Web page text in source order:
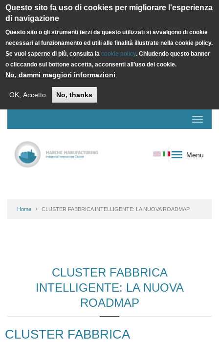
Questo sito fa uso di cookies per migliorare l'esperienza
di navigazione
Questo sito o gli strumenti terzi da questo utilizzati si avvalgono di cookie
necessari al funzionamento ed utili alle finalità illustrate nella cookie policy.
Se vuoi saperne di più, consulta lacookie policy. Chiudendo questo banner
o cliccando sul bottone accetta, acconsenti all’uso dei cookie.
No, dammi maggiori informazioni
OK, Accetto No, thanks
Menu
Home CLUSTER FABBRICA INTELLIGENTE: LA NUOVA ROADMAP
CLUSTER FABBRICA
INTELLIGENTE: LA NUOVA
ROADMAP
CLUSTER FABBRICA